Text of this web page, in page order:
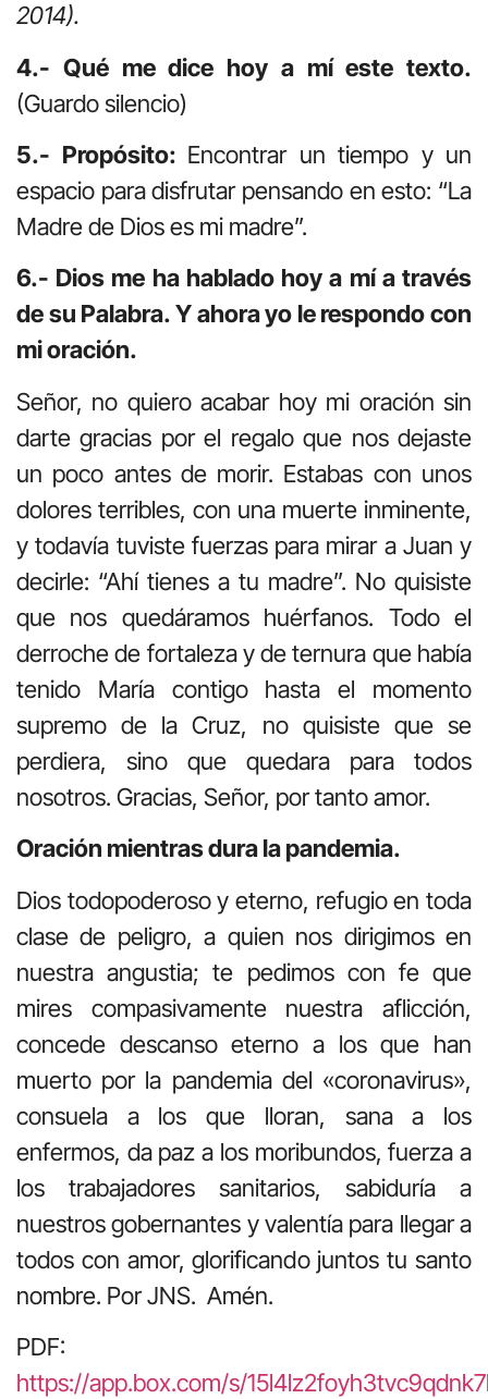
2014).
4.- Qué me dice hoy a mí este texto.
(Guardo silencio)
5.- Propósito: Encontrar un tiempo y un
espacio para disfrutar pensando en esto: “La
Madre de Dios es mi madre”.
6.- Dios me ha hablado hoy a mí a través
de su Palabra. Y ahora yo le respondo con
mi oración.
Señor, no quiero acabar hoy mi oración sin
darte gracias por el regalo que nos dejaste
un poco antes de morir. Estabas con unos
dolores terribles, con una muerte inminente,
y todavía tuviste fuerzas para mirar a Juan y
decirle: “Ahí tienes a tu madre”. No quisiste
que nos quedáramos huérfanos. Todo el
derroche de fortaleza y de ternura que había
tenido María contigo hasta el momento
supremo de la Cruz, no quisiste que se
perdiera, sino que quedara para todos
nosotros. Gracias, Señor, por tanto amor.
Oración mientras dura la pandemia.
Dios todopoderoso y eterno, refugio en toda
clase de peligro, a quien nos dirigimos en
nuestra angustia; te pedimos con fe que
mires compasivamente nuestra aflicción,
concede descanso eterno a los que han
muerto por la pandemia del «coronavirus»,
consuela a los que lloran, sana a los
enfermos, da paz a los moribundos, fuerza a
los trabajadores sanitarios, sabiduría a
nuestros gobernantes y valentía para llegar a
todos con amor, glorificando juntos tu santo
nombre. Por JNS. Amén.
PDF:
https://app.box.com/s/